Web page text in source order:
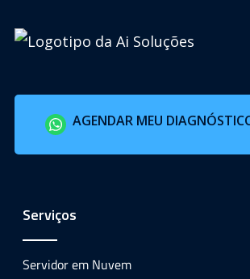
AGENDAR MEU
Serviços
Servidor em Nuvem